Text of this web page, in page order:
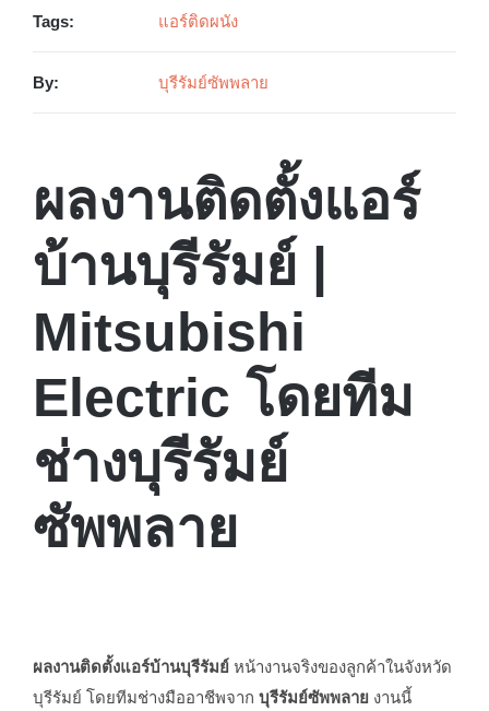
Tags: แอร์ติดผนัง
By: บุรีรัมย์ซัพพลาย
ผลงานติดตั้งแอร์
บ้านบุรีรัมย์ |
Mitsubishi
Electric โดยทีม
ช่างบุรีรัมย์
ซัพพลาย
ผลงานติดตั้งแอร์บ้านบุรีรัมย์หน้างานจริงของลูกค้าในจังหวัด
บุรีรัมย์ โดยทีมช่างมืออาชีพจาก บุรีรัมย์ซัพพลายงานนี้